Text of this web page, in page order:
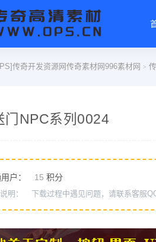
传奇开发资源网传奇素材网996素材网 >
门NPC系列0024
户： 15 积分
明： 下载过程中遇见问题，请联系客服